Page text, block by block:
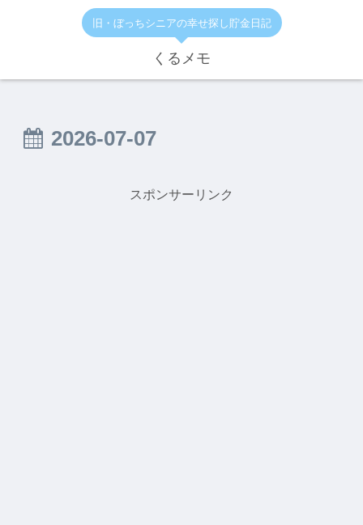
旧・ぼっちシニアの幸せ探し貯金日記
くるメモ
2026-07-07
スポンサーリンク